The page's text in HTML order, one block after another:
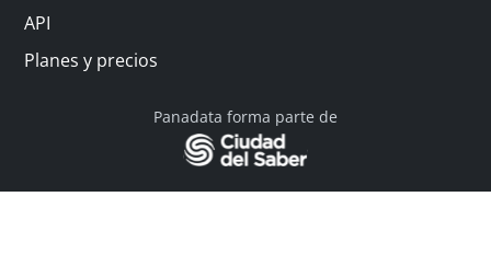
API
Planes y precios
Panadata forma parte de